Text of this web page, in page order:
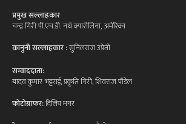
प्रमुख सल्लाहकार
चन्द्र गिरी पी.एच.डी. नर्थ क्यारोलिना, अमेरिका
कानुनी सल्लाहकार :सुनिलराज उप्रेती
सम्वाददाता:
यादव कुमार भट्टराई, प्रकृति गिरी, शिवराज पौडेल
फोटोग्राफर:दिलिप मगर